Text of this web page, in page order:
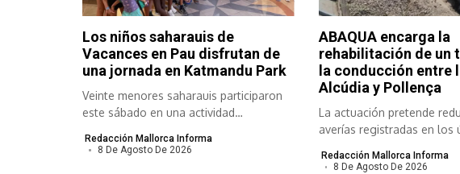
Los niños saharauis de
Vacances en Pau disfrutan de
una jornada en Katmandu Park
Veinte menores saharauis participaron
este sábado en una actividad
Redacción Mallorca Informa
8 De Agosto De 2026
ABAQUA encarga la
rehabilitación de un
la conducción entre
Alcúdia y Pollença
La actuación pretende
averías registradas en los
Redacción Mallorca Informa
8 De Agosto De 2026